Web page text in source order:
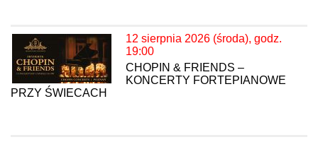
12 sierpnia 2026 (środa), godz.
19:00
CHOPIN & FRIENDS –
KONCERTY FORTEPIANOWE
PRZY ŚWIECACH